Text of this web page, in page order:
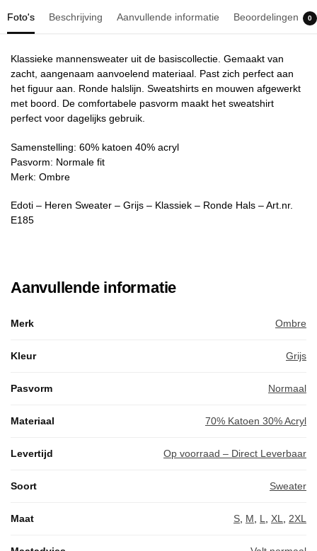
Foto's Beschrijving Aanvullende informatie Beoordelingen 0
Klassieke mannensweater uit de basiscollectie. Gemaakt van
zacht, aangenaam aanvoelend materiaal. Past zich perfect aan
het figuur aan. Ronde halslijn. Sweatshirts en mouwen afgewerkt
met boord. De comfortabele pasvorm maakt het sweatshirt
perfect voor dagelijks gebruik.
Samenstelling: 60% katoen 40% acryl
Pasvorm: Normale fit
Merk: Ombre
Edoti – Heren Sweater – Grijs – Klassiek – Ronde Hals – Art.nr.
E185
Aanvullende informatie
Merk Ombre
Kleur Grijs
Pasvorm Normaal
Materiaal 70% Katoen 30% Acryl
Levertijd Op voorraad – Direct Leverbaar
Soort Sweater
Maat S M L XL 2XL